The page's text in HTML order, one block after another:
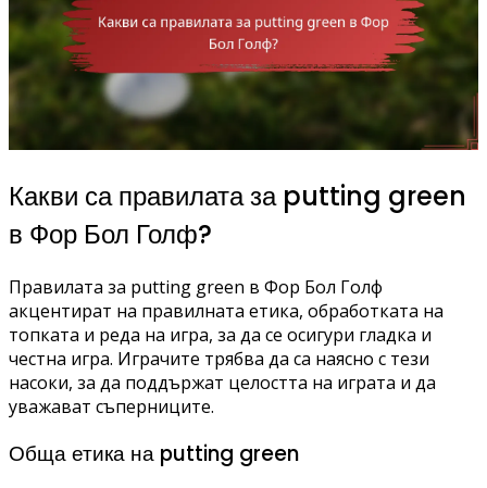
Какви са правилата за putting green
в Фор Бол Голф?
Правилата за putting green в Фор Бол Голф
акцентират на правилната етика, обработката на
топката и реда на игра, за да се осигури гладка и
честна игра. Играчите трябва да са наясно с тези
насоки, за да поддържат целостта на играта и да
уважават съперниците.
Обща етика на putting green